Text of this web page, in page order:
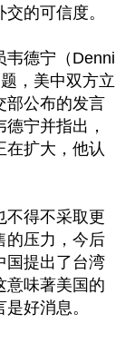
的可信度。
韦德宁（Denni
，美中双方立
部公布的发言
宁并指出，
在扩大，他认
不得不采取更
的压力，今后
国提出了台湾
意味著美国的
好消息。